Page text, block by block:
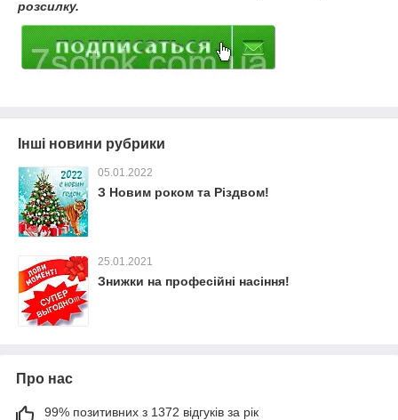
розсилку.
Інші новини рубрики
05.01.2022
З Новим роком та Різдвом!
25.01.2021
Знижки на професійні насіння!
Про нас
99% позитивних з 1372 відгуків за рік